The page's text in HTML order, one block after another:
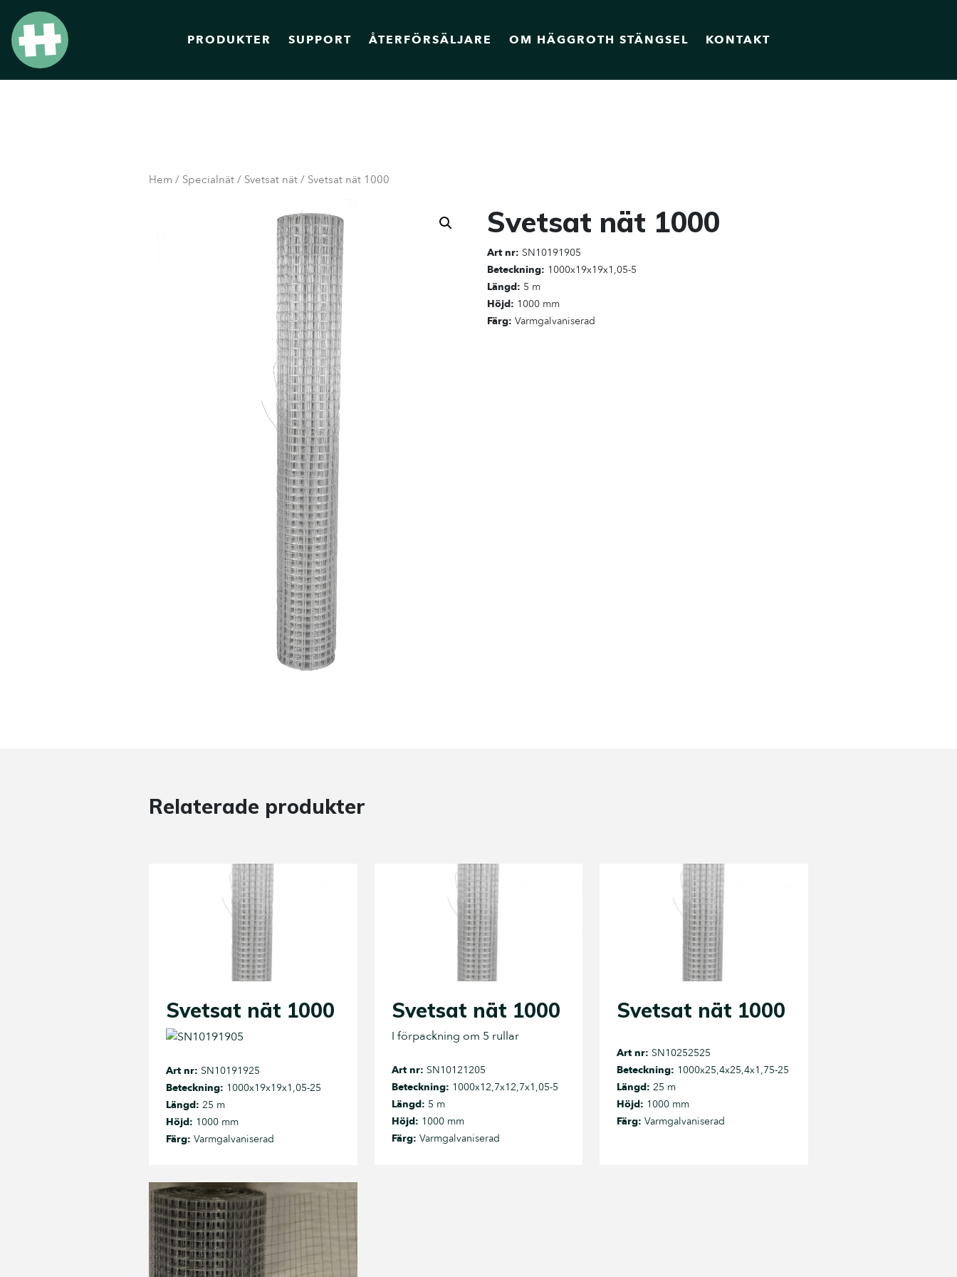
PRODUKTER SUPPORT ÅTERFÖRSÄLJARE OM HÄGGROTH STÄNGSEL KONTAKT
Hem / Specialnät / Svetsat nät / Svetsat nät 1000
Svetsat nät 1000
Art nr: SN10191905
Beteckning: 1000x19x19x1,05-5
Längd: 5 m
Höjd: 1000 mm
Färg: Varmgalvaniserad
Relaterade produkter
Svetsat nät 1000
Art nr: SN10191925
Beteckning: 1000x19x19x1,05-25
Längd: 25 m
Höjd: 1000 mm
Färg: Varmgalvaniserad
Svetsat nät 1000
I förpackning om 5 rullar
Art nr: SN10121205
Beteckning: 1000x12,7x12,7x1,05-5
Längd: 5 m
Höjd: 1000 mm
Färg: Varmgalvaniserad
Svetsat nät 1000
Art nr: SN10252525
Beteckning: 1000x25,4x25,4x1,75-25
Längd: 25 m
Höjd: 1000 mm
Färg: Varmgalvaniserad